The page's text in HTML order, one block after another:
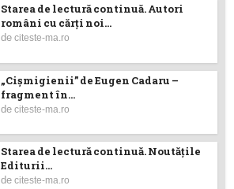
Starea de lectură continuă. Autori
români cu cărți noi...
deciteste-ma.ro
„Cişmigienii” de Eugen Cadaru –
fragment în...
deciteste-ma.ro
Starea de lectură continuă. Noutățile
Editurii...
deciteste-ma.ro